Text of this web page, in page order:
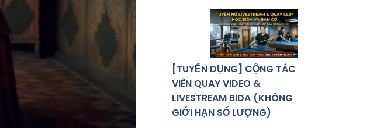
[TUYỂN DỤNG] CỘNG TÁC
VIÊN QUAY VIDEO &
LIVESTREAM BIDA (KHÔNG
GIỚI HẠN SỐ LƯỢNG)